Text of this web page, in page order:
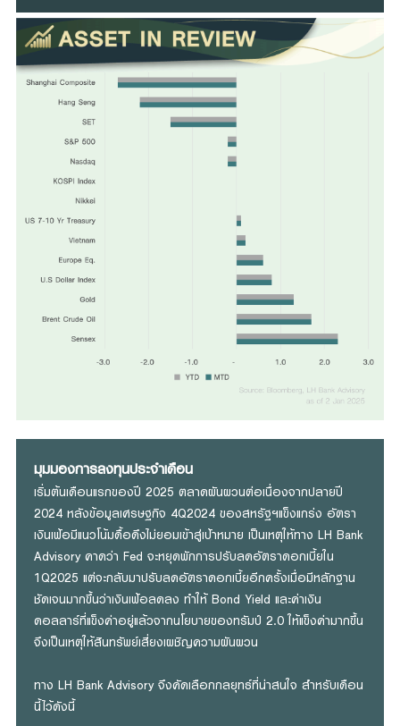
มุมมองการลงทุนประจำเดือน
เริ่มต้นเดือนแรกของปี 2025 ตลาดผันผวนต่อเนื่องจากปลายปี
2024 หลังข้อมูลเศรษฐกิจ 4Q2024 ของสหรัฐฯแข็งแกร่ง อัตรา
เงินเฟ้อมีแนวโน้มดื้อดึงไม่ยอมเข้าสู่เป้าหมาย เป็นเหตุให้ทาง LH Bank
Advisory คาดว่า Fed จะหยุดพักการปรับลดอัตราดอกเบี้ยใน
1Q2025 แต่จะกลับมาปรับลดอัตราดอกเบี้ยอีกครั้งเมื่อมีหลักฐาน
ชัดเจนมากขึ้นว่าเงินเฟ้อลดลง ทำให้ Bond Yield และค่าเงิน
ดอลลาร์ที่แข็งค่าอยู่แล้วจากนโยบายของทรัมป์ 2.0 ให้แข็งค่ามากขึ้น
จึงเป็นเหตุให้สินทรัพย์เสี่ยงเผชิญความผันผวน
ทาง LH Bank Advisory จึงคัดเลือกกลยุทธ์ที่น่าสนใจ สำหรับเดือน
นี้ไว้ดังนี้